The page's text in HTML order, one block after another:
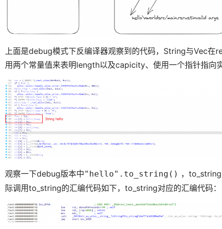
上面是debug模式下反编译器观察到的代码，String与Vec在
用两个常量值来表明length以及capicity、使用一个指针指向
观察一下debug版本中"hello".to_string() ，
际调用to_string的汇编代码如下，to_string对应的汇编代码：